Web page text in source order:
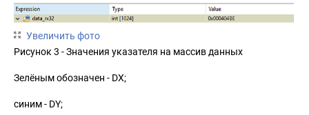
Увеличить фото
Рисунок 3 - Значения указателя на массив данных
Зелёным обозначен - DX;
синим - DY;